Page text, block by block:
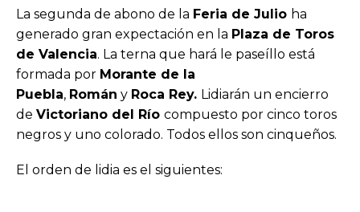
La segunda de abono de la Feria de Julio ha
generado gran expectación en la Plaza de Toros
de Valencia. La terna que hará le paseíllo está
formada por Morante de la
Puebla, Román y Roca Rey. Lidiarán un encierro
de Victoriano del Río compuesto por cinco toros
negros y uno colorado. Todos ellos son cinqueños.
El orden de lidia es el siguientes: